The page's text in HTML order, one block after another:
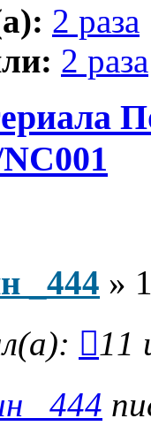
2 раза
2 раза
_444 »
11
_444